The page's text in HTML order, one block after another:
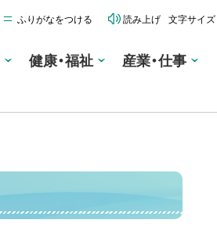
ふりがなをつける 読み上げ 文字サイズ
健康・福祉 産業・仕事